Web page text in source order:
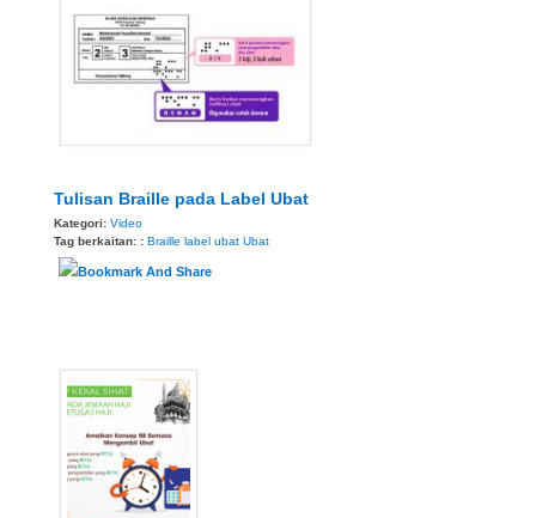
Tulisan Braille pada Label Ubat
Kategori: Video
Tag berkaitan: : Braille label ubat Ubat